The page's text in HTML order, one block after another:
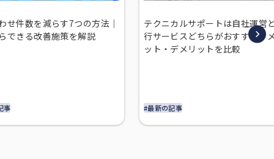
せ件数を減らす7つの方法｜
できる改善施策を解説
事
テクニカルサポートは自社運営
行サービスどちらがおすすめ？
ット・デメリットを比較
#最新の記事